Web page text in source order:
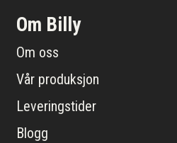
Om Billy
Om oss
Vår produksjon
Leveringstider
Blogg